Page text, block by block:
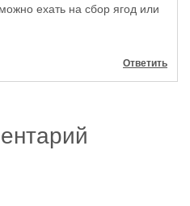
ехать на сбор ягод или
Ответить